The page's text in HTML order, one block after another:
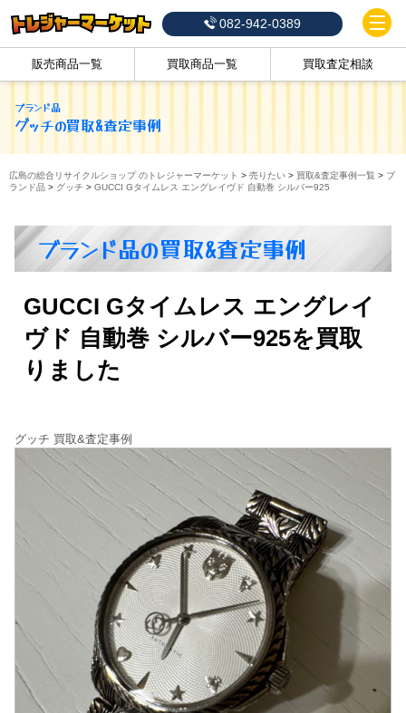
082-942-0389
販売商品一覧 買取商品一覧 買取査定相談
ブランド品
グッチの買取&査定事例
広島の総合リサイクルショップ のトレジャーマーケット > 売りたい> 買取&査定事例一覧 > ブ
ランド品> グッチ > GUCCI Gタイムレス エングレイヴド 自動巻 シルバー925
ブランド品の買取&査定事例
GUCCI Gタイムレス エングレイ
ヴド 自動巻 シルバー925を買取
りました
グッチ 買取&査定事例